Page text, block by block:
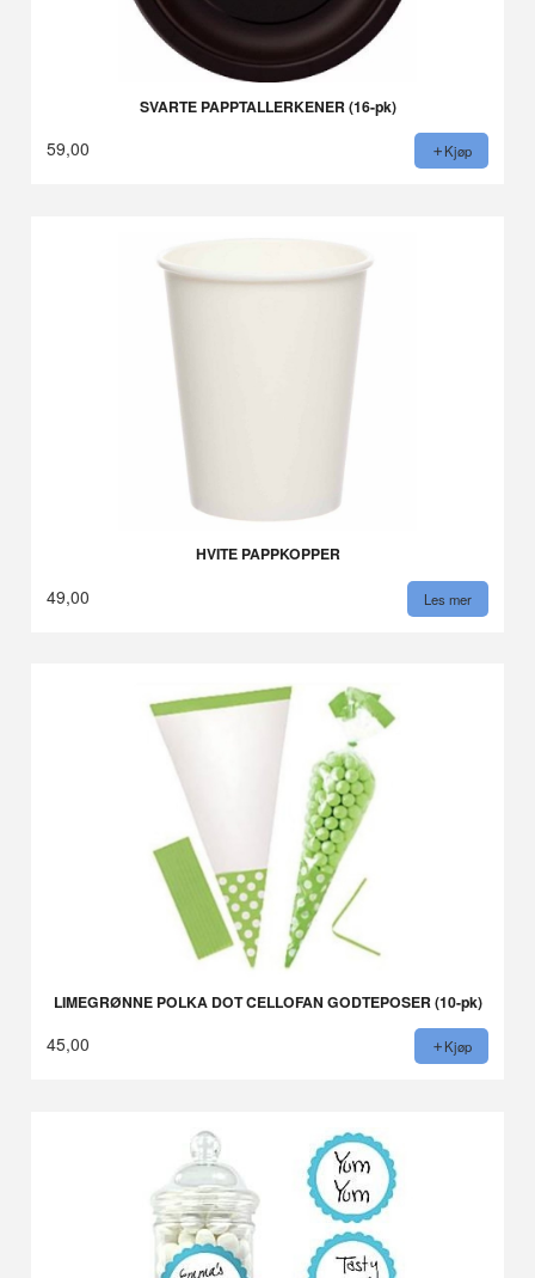
SVARTE PAPPTALLERKENER (16-pk)
59,00 Kjøp
HVITE PAPPKOPPER
49,00 Les mer
LIMEGRØNNE POLKA DOT CELLOFAN GODTEPOSER (10-pk)
45,00 Kjøp